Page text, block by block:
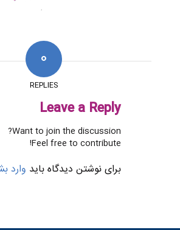
0
REPLIES
Leave a Reply
Want to join the discussion?
Feel free to contribute!
برای نوشتن دیدگاه باید وارد